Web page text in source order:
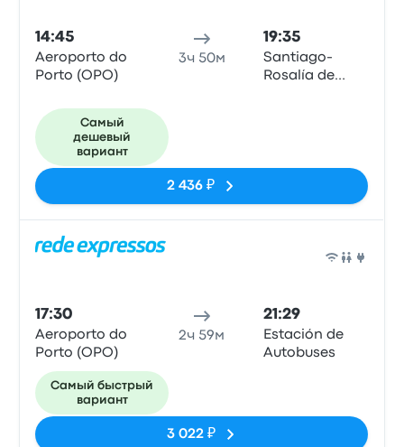
14:45
Aeroporto do
Porto (OPO)
3ч 50м
19:35
Santiago-
Rosalía de
Самый
дешевый
вариант
2 436 ₽
17:30
Aeroporto do
Porto (OPO)
2ч 59м
21:29
Estación de
Autobuses
Самый быстрый
вариант
3 022 ₽